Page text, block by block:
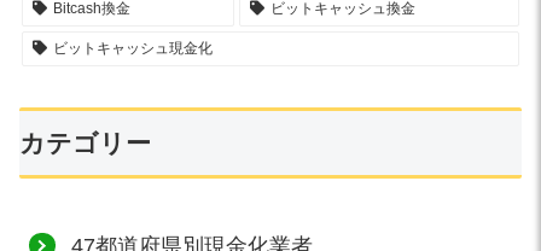
Bitcash換金 ビットキャッシュ換金
ビットキャッシュ現金化
カテゴリー
47都道府県別現金化業者